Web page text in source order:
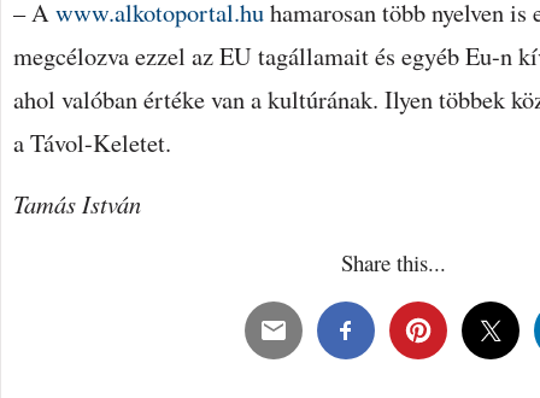
– Awww.alkotoportal.huhamarosan több nyelven is
megcélozva ezzel az EU tagállamait és egyéb Eu-n
ahol valóban értéke van a kultúrának. Ilyen többek
a Távol-Keletet.
Tamás István
Share this...